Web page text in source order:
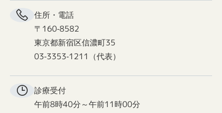
住所・電話
〒160-8582
東京都新宿区信濃町35
03-3353-1211（代表）
診療受付
午前8時40分～午前11時00分